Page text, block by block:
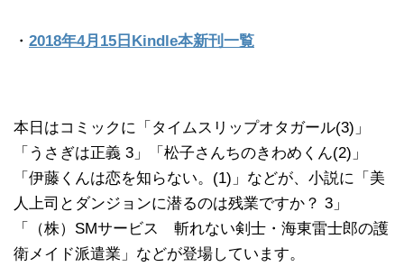
・ 2018年4月15日Kindle本新刊一覧
本日はコミックに「タイムスリップオタガール(3)」
「うさぎは正義 3」「松子さんちのきわめくん(2)」
「伊藤くんは恋を知らない。(1)」などが、小説に「美
人上司とダンジョンに潜るのは残業ですか？ 3」
「（株）SMサービス 斬れない剣士・海東雷士郎の護
衛メイド派遣業」などが登場しています。